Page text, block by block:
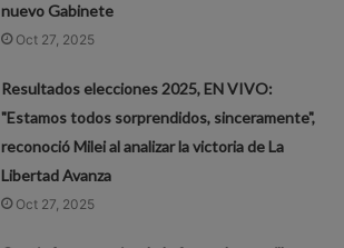
nuevo Gabinete
Oct 27, 2025
Resultados elecciones 2025, EN VIVO:
"Estamos todos sorprendidos, sinceramente",
reconoció Milei al analizar la victoria de La
Libertad Avanza
Oct 27, 2025